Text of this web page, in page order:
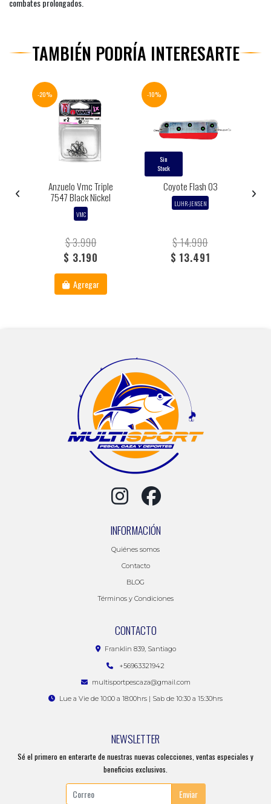
combates prolongados.
TAMBIÉN PODRÍA INTERESARTE
-20%
Anzuelo Vmc Triple
7547 Black Nickel
VMC
$ 3.990
$ 3.190
Agregar
-10%
Sin
Stock
Coyote Flash 03
LUHR-JENSEN
$ 14.990
$ 13.491
INFORMACIÓN
Quiénes somos
Contacto
BLOG
Términos y Condiciones
CONTACTO
Franklin 839, Santiago
+56963321942
multisportpescaza@gmail.com
Lue a Vie de 10:00 a 18:00hrs | Sab de 10:30 a 15:30hrs
NEWSLETTER
Sé el primero en enterarte de nuestras nuevas colecciones, ventas especiales y
beneficios exclusivos.
Enviar